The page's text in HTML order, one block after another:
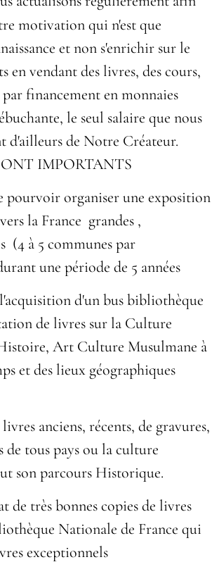
motivation qui n'est que
et non s'enrichir sur le
en vendant des livres, des cours,
financement en monnaies
le seul salaire que nous
d'ailleurs de Notre Créateur.
IMPORTANTS
pourvoir organiser une exposition
la France grandes ,
(4 à 5 communes par
une période de 5 années
d'un bus bibliothèque
de livres sur la Culture
Art Culture Musulmane à
et des lieux géographiques
anciens, récents, de gravures,
de tous pays ou la culture
son parcours Historique.
de très bonnes copies de livres
Nationale de France qui
exceptionnels